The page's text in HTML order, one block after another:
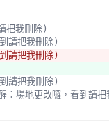
把我刪除)
請把我刪除)
請把我刪除)
請把我刪除)
：場地更改囉，看到請